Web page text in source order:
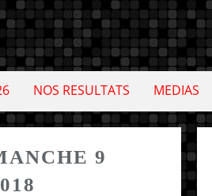
NOS RESULTATS MEDIAS
9